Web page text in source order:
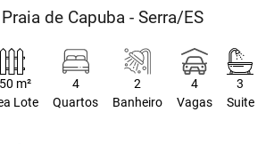
de Capuba - Serra/ES
m²
Lote
4
Quartos
2
Banheiro
4
Vagas
3
Suite